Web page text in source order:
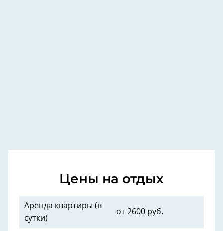
Цены на отдых
Аренда квартиры (в
сутки)
от 2600 руб.